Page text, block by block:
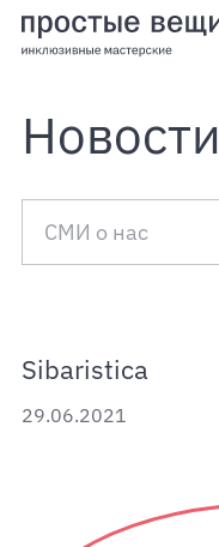
Skip
Новости
СМИ о нас
Sibaristica
29.06.2021